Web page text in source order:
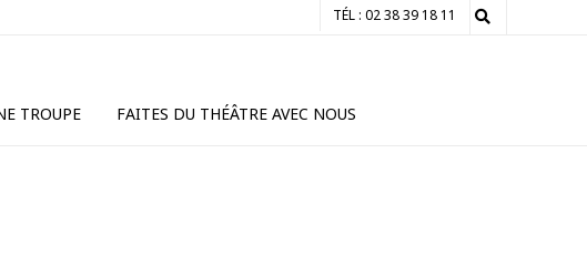
TÉL : 02 38 39 18 11
TROUPE FAITES DU THÉÂTRE AVEC NOUS